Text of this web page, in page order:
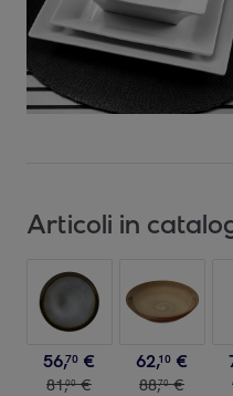
Articoli in
56,70 €
81,00 €
62,10 €
88,70 €